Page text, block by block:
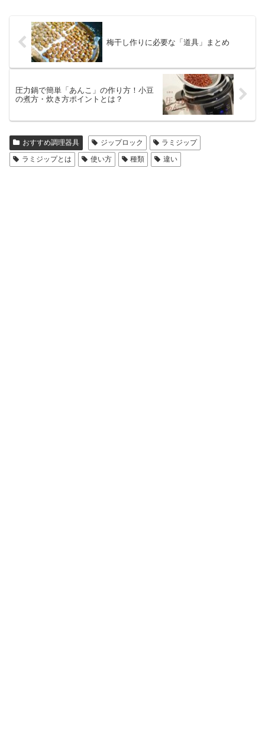
梅干し作りに必要な「道具」まとめ
圧力鍋で簡単「あんこ」の作り方！小豆
の煮方・炊き方ポイントとは？
おすすめ調理器具 ジップロック
ラミジップ
ラミジップとは
使い方 種類 違い